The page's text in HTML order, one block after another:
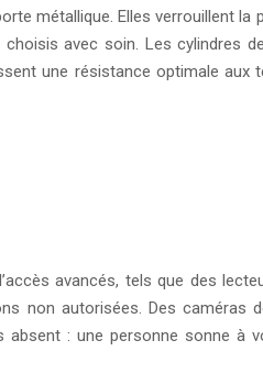
métallique. Elles verrouillent
avec soin. Les cylindres
une résistance optimale
avancés, tels que des
non autorisées. Des
: une personne sonne